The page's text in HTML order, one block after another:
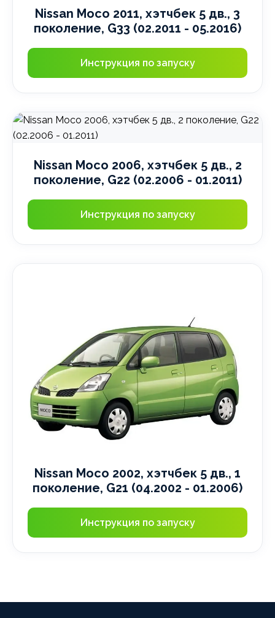
Nissan Moco 2011, хэтчбек 5 дв., 3
поколение, G33 (02.2011 - 05.2016)
Инструкция по запуску
Nissan Moco 2006, хэтчбек 5 дв., 2
поколение, G22 (02.2006 - 01.2011)
Инструкция по запуску
Nissan Moco 2002, хэтчбек 5 дв., 1
поколение, G21 (04.2002 - 01.2006)
Инструкция по запуску